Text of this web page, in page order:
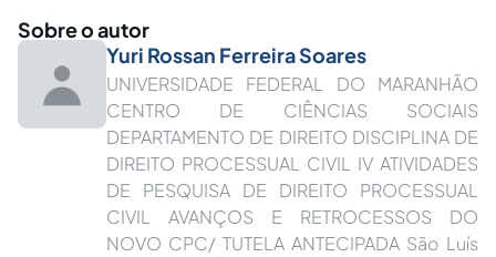
Sobre o autor
Yuri Rossan Ferreira Soares
UNIVERSIDADE FEDERAL DO MARANHÃO
CENTRO DE CIÊNCIAS SOCIAIS
DEPARTAMENTO DE DIREITO DISCIPLINA DE
DIREITO PROCESSUAL CIVIL IV ATIVIDADES
DE PESQUISA DE DIREITO PROCESSUAL
CIVIL AVANÇOS E RETROCESSOS DO
NOVO CPC/ TUTELA ANTECIPADA São Luís